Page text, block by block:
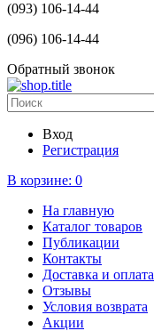
(093) 106-14-44
(096) 106-14-44
Обратный звонок
Вход
Регистрация
В корзине: 0
На главную
Каталог товаров
Публикации
Контакты
Доставка и оплата
Отзывы
Условия возврата
Акции